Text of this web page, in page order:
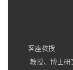
客座教授
教授、博士研